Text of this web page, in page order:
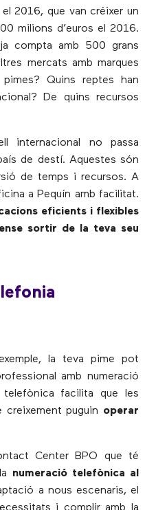
2016, que van créixer un
milions d’euros el 2016.
compta amb 500 grans
mercats amb marques
Quins reptes han
De quins recursos
internacional no passa
de destí. Aquestes són
de temps i recursos. A
a Pequín amb facilitat.
eficients i flexibles
sortir de la teva seu
la teva pime pot
amb numeració
facilita que les
puguin operar
Center BPO que té
numeració telefònica al
a nous escenaris, el